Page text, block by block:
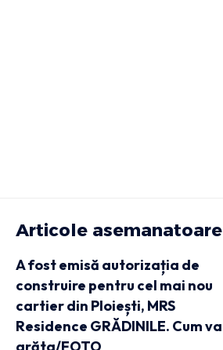
Articole asemanatoare
A fost emisă autorizația de
construire pentru cel mai nou
cartier din Ploiești, MRS
Residence GRĂDINILE. Cum va